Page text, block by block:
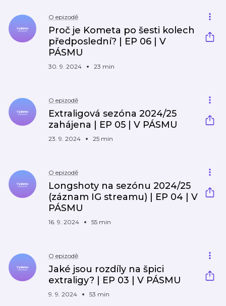
O epizodě
Proč je Kometa po šesti kolech
předposlední? | EP 06 | V
PÁSMU
30. 9. 2024 23 min
O epizodě
Extraligová sezóna 2024/25
zahájena | EP 05 | V PÁSMU
23. 9. 2024 25 min
O epizodě
Longshoty na sezónu 2024/25
(záznam IG streamu) | EP 04 | V
PÁSMU
16. 9. 2024 55 min
O epizodě
Jaké jsou rozdíly na špici
extraligy? | EP 03 | V PÁSMU
9. 9. 2024 53 min